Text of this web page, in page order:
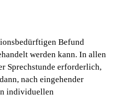
Befund
werden kann. In allen
Sprechstunde erforderlich,
nach eingehender
individuellen